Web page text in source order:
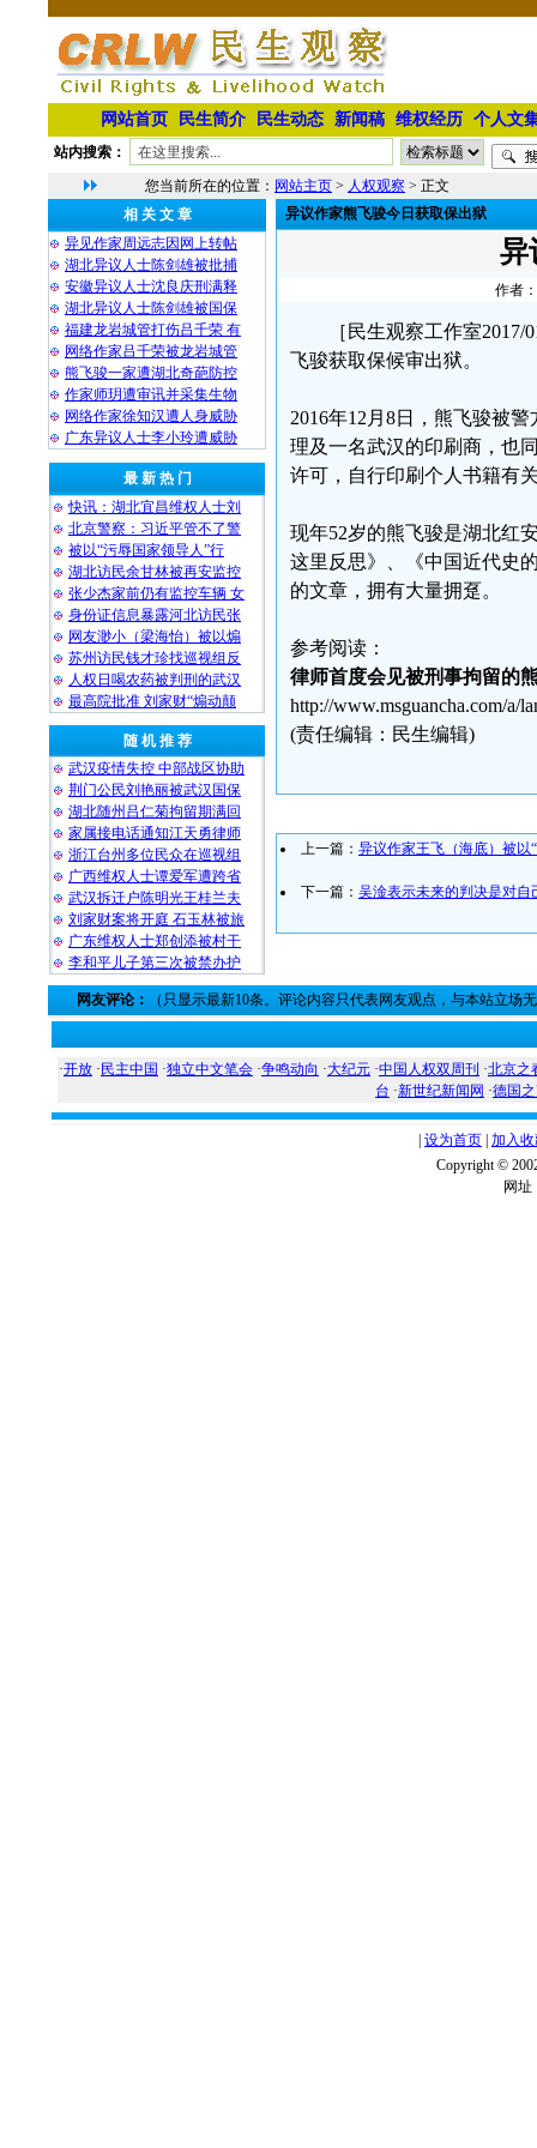
网站首页 民生简介 民生动态 新闻稿 维权经历 个人文
站内搜索：
您当前所在的位置： 网站主页 > 人权观察 > 正文
相 关 文 章
异见作家周远志因网上转帖
湖北异议人士陈剑雄被批捕
安徽异议人士沈良庆刑满释
湖北异议人士陈剑雄被国保
福建龙岩城管打伤吕千荣 有
网络作家吕千荣被龙岩城管
熊飞骏一家遭湖北奇葩防控
作家师玥遭审讯并采集生物
网络作家徐知汉遭人身威胁
广东异议人士李小玲遭威胁
最 新 热 门
快讯：湖北宜昌维权人士刘
北京警察：习近平管不了警
被以“污辱国家领导人”行
湖北访民余甘林被再安监控
张少杰家前仍有监控车辆 女
身份证信息暴露河北访民张
网友渺小（梁海怡）被以煽
苏州访民钱才珍找巡视组反
人权日喝农药被判刑的武汉
最高院批准 刘家财“煽动颠
随 机 推 荐
武汉疫情失控 中部战区协助
荆门公民刘艳丽被武汉国保
湖北随州吕仁菊拘留期满回
家属接电话通知江天勇律师
浙江台州多位民众在巡视组
广西维权人士谭爱军遭跨省
武汉拆迁户陈明光王桂兰夫
刘家财案将开庭 石玉林被旅
广东维权人士郑创添被村干
李和平儿子第三次被禁办护
异议作家熊飞骏今日获取保出狱
异
作者
［民生观察工作室
飞骏获取保候审出狱。
2016年12月8日，熊飞骏被
理及一名武汉的印刷商，也
许可，自行印刷个人书籍有
现年52岁的熊飞骏是湖北红
这里反思》、《中国近代史
的文章，拥有大量拥趸。
参考阅读：
律师首度会见被刑事拘留的
http://www.msguancha.com/a/
(责任编辑：民生编辑)
上一篇： 异议作家王飞（海底）被以
下一篇： 吴淦表示未来的判决是对自
网友评论： （只显示最新10条。评论内容只代表网友观点，与本站立场
·开放 · 民主中国 ·独立中文笔会 ·争鸣动向 ·大纪元 ·中国人权双周刊 ·北京之
台 ·新世纪新闻网 ·德国
设为首页 加入
Copyright ©
网址